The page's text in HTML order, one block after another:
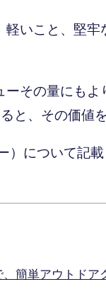
いこと、堅
その量にも
と、その価値
）について記載
簡単アウトド